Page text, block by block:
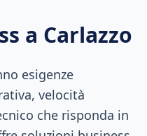
a Carlazzo
esigenze
velocità
che risponda in